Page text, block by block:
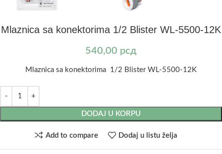
Mlaznica sa konektorima 1/2 Blister WL-5500-12K
540,00 рсд
Mlaznica sa konektorima 1/2 Blister WL-5500-12K
DODAJ U KORPU
Add to compare Dodaj u listu želja